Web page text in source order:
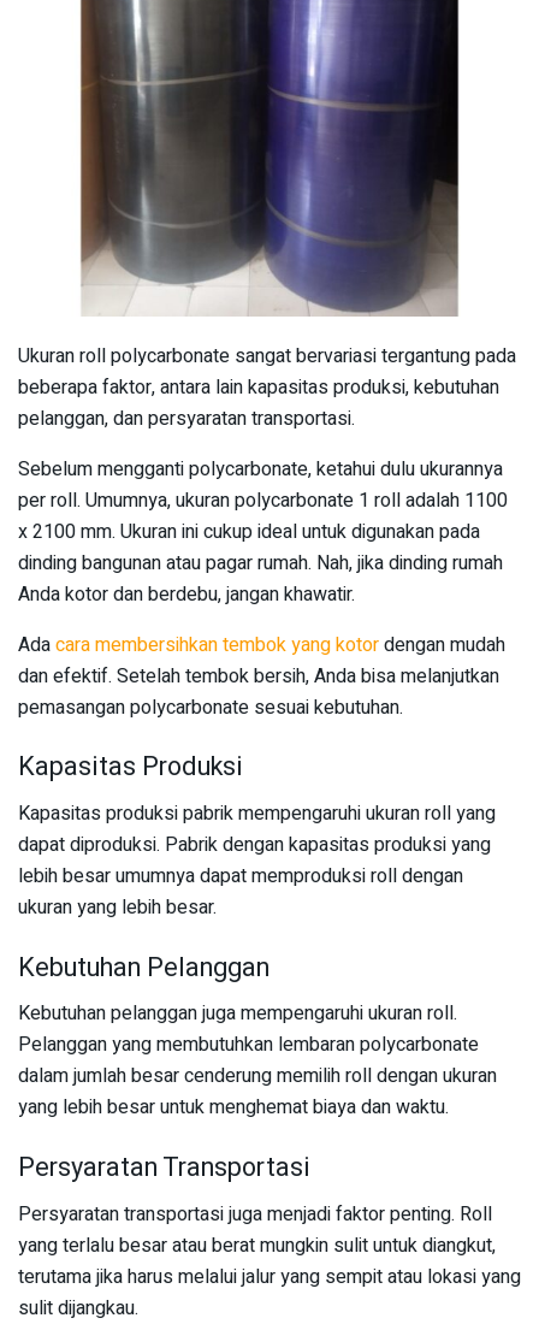
Ukuran roll polycarbonate sangat bervariasi tergantung pada
beberapa faktor, antara lain kapasitas produksi, kebutuhan
pelanggan, dan persyaratan transportasi.
Sebelum mengganti polycarbonate, ketahui dulu ukurannya
per roll. Umumnya, ukuran polycarbonate 1 roll adalah 1100
x 2100 mm. Ukuran ini cukup ideal untuk digunakan pada
dinding bangunan atau pagar rumah. Nah, jika dinding rumah
Anda kotor dan berdebu, jangan khawatir.
Adacara membersihkan tembok yang kotordengan mudah
dan efektif. Setelah tembok bersih, Anda bisa melanjutkan
pemasangan polycarbonate sesuai kebutuhan.
Kapasitas Produksi
Kapasitas produksi pabrik mempengaruhi ukuran roll yang
dapat diproduksi. Pabrik dengan kapasitas produksi yang
lebih besar umumnya dapat memproduksi roll dengan
ukuran yang lebih besar.
Kebutuhan Pelanggan
Kebutuhan pelanggan juga mempengaruhi ukuran roll.
Pelanggan yang membutuhkan lembaran polycarbonate
dalam jumlah besar cenderung memilih roll dengan ukuran
yang lebih besar untuk menghemat biaya dan waktu.
Persyaratan Transportasi
Persyaratan transportasi juga menjadi faktor penting. Roll
yang terlalu besar atau berat mungkin sulit untuk diangkut,
terutama jika harus melalui jalur yang sempit atau lokasi yang
sulit dijangkau.